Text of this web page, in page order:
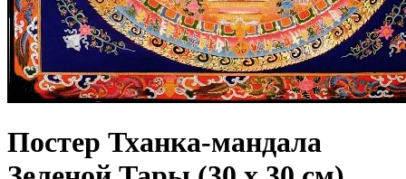
Постер Тханка-мандала